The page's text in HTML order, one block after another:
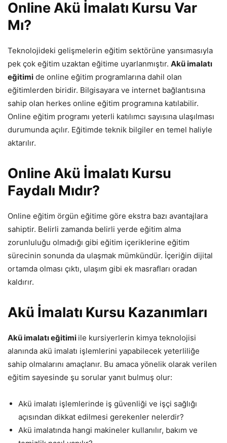
Online Akü İmalatı Kursu Var
Mı?
Teknolojideki gelişmelerin eğitim sektörüne yansımasıyla
pek çok eğitim uzaktan eğitime uyarlanmıştır. Akü imalatı
eğitimi de online eğitim programlarına dahil olan
eğitimlerden biridir. Bilgisayara ve internet bağlantısına
sahip olan herkes online eğitim programına katılabilir.
Online eğitim programı yeterli katılımcı sayısına ulaşılması
durumunda açılır. Eğitimde teknik bilgiler en temel haliyle
aktarılır.
Online Akü İmalatı Kursu
Faydalı Mıdır?
Online eğitim örgün eğitime göre ekstra bazı avantajlara
sahiptir. Belirli zamanda belirli yerde eğitim alma
zorunluluğu olmadığı gibi eğitim içeriklerine eğitim
sürecinin sonunda da ulaşmak mümkündür. İçeriğin dijital
ortamda olması çıktı, ulaşım gibi ek masrafları oradan
kaldırır.
Akü İmalatı Kursu Kazanımları
Akü imalatı eğitimi ile kursiyerlerin kimya teknolojisi
alanında akü imalatı işlemlerini yapabilecek yeterliliğe
sahip olmalarını amaçlanır. Bu amaca yönelik olarak verilen
eğitim sayesinde şu sorular yanıt bulmuş olur:
Akü imalatı işlemlerinde iş güvenliği ve işçi sağlığı
açısından dikkat edilmesi gerekenler nelerdir?
Akü imalatında hangi makineler kullanılır, bakım ve